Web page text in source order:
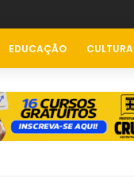
EDUCAÇÃO CULTURA